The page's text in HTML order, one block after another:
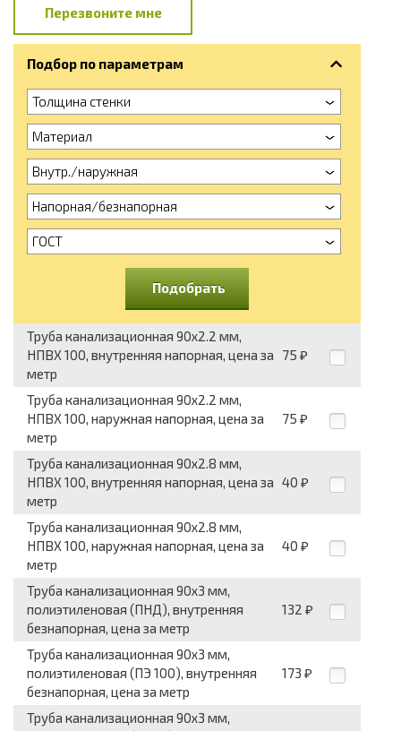
Перезвоните мне
Подбор по параметрам
Толщина стенки
Материал
Внутр./наружная
Напорная/безнапорная
ГОСТ
Подобрать
Труба канализационная 90x2.2 мм,
НПВХ 100, внутренняя напорная, цена за
метр
75 ₽
Труба канализационная 90x2.2 мм,
НПВХ 100, наружная напорная, цена за
метр
75 ₽
Труба канализационная 90x2.8 мм,
НПВХ 100, внутренняя напорная, цена за
метр
40 ₽
Труба канализационная 90x2.8 мм,
НПВХ 100, наружная напорная, цена за
метр
40 ₽
Труба канализационная 90x3 мм,
полиэтиленовая (ПНД), внутренняя
безнапорная, цена за метр
132 ₽
Труба канализационная 90x3 мм,
полиэтиленовая (ПЭ 100), внутренняя
безнапорная, цена за метр
173 ₽
Труба канализационная 90x3 мм,